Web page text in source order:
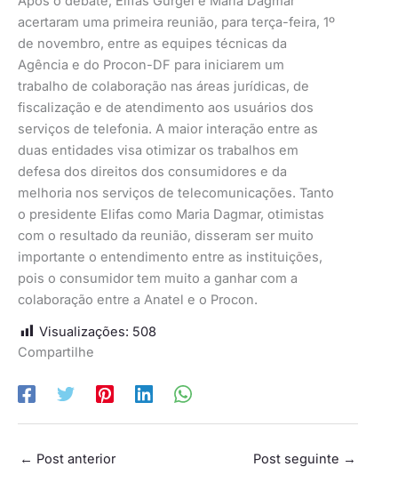
acertaram uma primeira reunião, para terça-feira, 1º
de novembro, entre as equipes técnicas da
Agência e do Procon-DF para iniciarem um
trabalho de colaboração nas áreas jurídicas, de
fiscalização e de atendimento aos usuários dos
serviços de telefonia. A maior interação entre as
duas entidades visa otimizar os trabalhos em
defesa dos direitos dos consumidores e da
melhoria nos serviços de telecomunicações. Tanto
o presidente Elifas como Maria Dagmar, otimistas
com o resultado da reunião, disseram ser muito
importante o entendimento entre as instituições,
pois o consumidor tem muito a ganhar com a
colaboração entre a Anatel e o Procon.
Visualizações: 508
Compartilhe
← Post anterior Post seguinte →